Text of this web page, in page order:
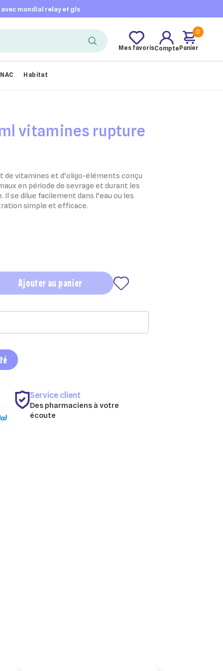
mondial relay et gls
Mes favorisCompte
0
Panier
NAC Habitat
ml vitamines rupture
de vitamines et d'oligo-éléments conçu
en période de sevrage et durant les
Il se dilue facilement dans l'eau ou les
simple et efficace.
Ajouter au panier
Service client
Des pharmaciens à votre
écoute